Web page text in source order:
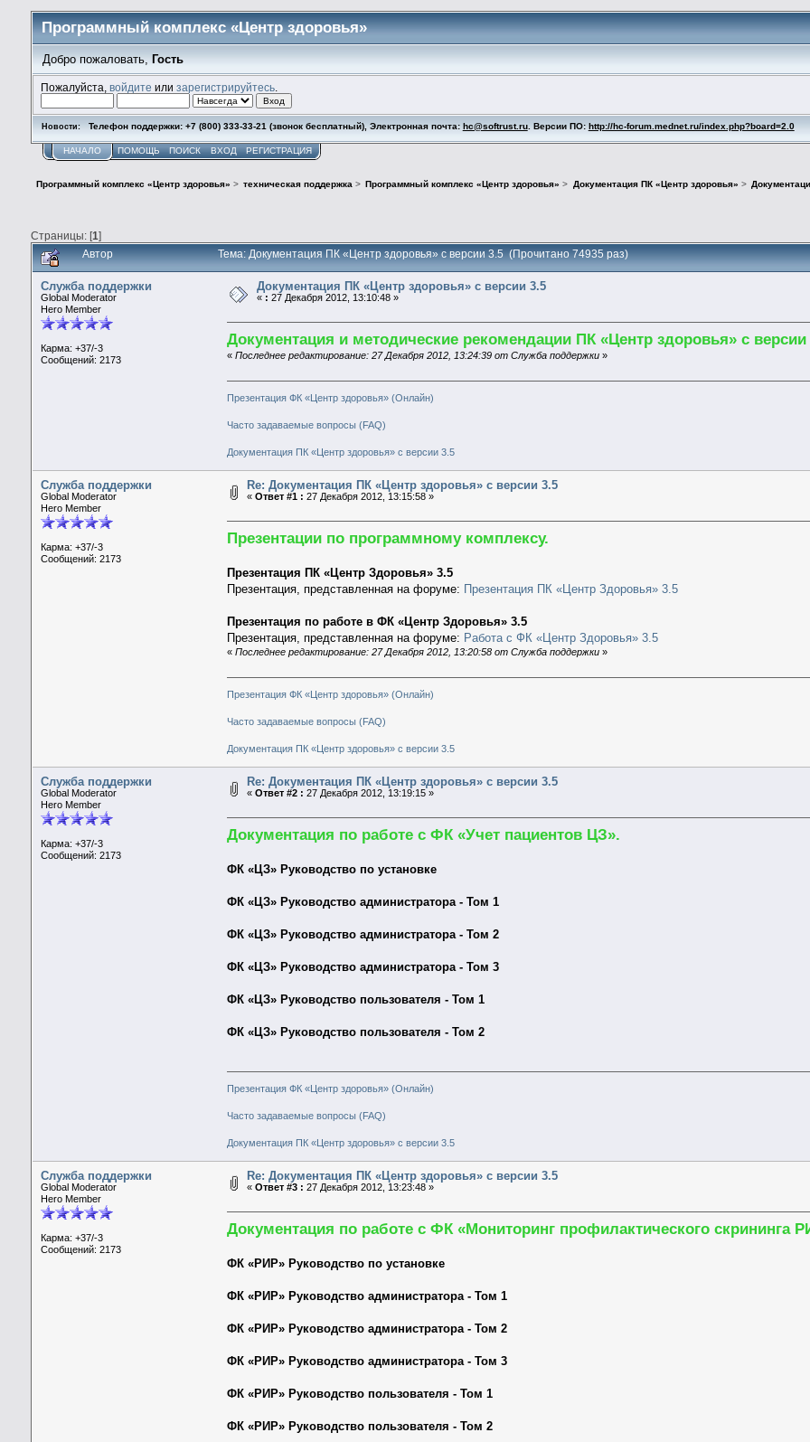
Программный комплекс «Центр здоровья»
Добро пожаловать, Гость
Пожалуйста, войдите или зарегистрируйтесь.
Новости: Телефон поддержки: +7 (800) 333-33-21 (звонок бесплатный), Электронная почта: hc@softrust.ru. Версии ПО: http://hc-forum.mednet.ru/index.php?board=2.0
НАЧАЛО ПОМОЩЬ ПОИСК ВХОД РЕГИСТРАЦИЯ
Программный комплекс «Центр здоровья» > техническая поддержка > Программный комплекс «Центр здоровья» > Документация ПК «Центр здоровья» >
Страницы: [1]
Автор Тема: Документация ПК «Центр здоровья» с версии 3.5 (Прочитано 74935 раз)
Служба поддержки
Global Moderator
Hero Member
Карма: +37/-3
Сообщений: 2173
Документация ПК «Центр здоровья» с версии 3.5
« : 27 Декабря 2012, 13:10:48 »
Документация и методические рекомендации ПК «Центр здоровья» с версии
«Последнее редактирование: 27 Декабря 2012, 13:24:39 от Служба поддержки »
Презентация ФК «Центр здоровья» (Онлайн)
Часто задаваемые вопросы (FAQ)
Документация ПК «Центр здоровья» с версии 3.5
Служба поддержки
Global Moderator
Hero Member
Карма: +37/-3
Сообщений: 2173
Re: Документация ПК «Центр здоровья» с версии 3.5
« Ответ #1 : 27 Декабря 2012, 13:15:58 »
Презентации по программному комплексу.
Презентация ПК «Центр Здоровья» 3.5
Презентация, представленная на форуме: Презентация ПК «Центр Здоровья» 3.5
Презентация по работе в ФК «Центр Здоровья» 3.5
Презентация, представленная на форуме: Работа с ФК «Центр Здоровья» 3.5
«Последнее редактирование: 27 Декабря 2012, 13:20:58 от Служба поддержки »
Презентация ФК «Центр здоровья» (Онлайн)
Часто задаваемые вопросы (FAQ)
Документация ПК «Центр здоровья» с версии 3.5
Служба поддержки
Global Moderator
Hero Member
Карма: +37/-3
Сообщений: 2173
Re: Документация ПК «Центр здоровья» с версии 3.5
« Ответ #2 : 27 Декабря 2012, 13:19:15 »
Документация по работе с ФК «Учет пациентов ЦЗ».
ФК «ЦЗ» Руководство по установке
ФК «ЦЗ» Руководство администратора - Том 1
ФК «ЦЗ» Руководство администратора - Том 2
ФК «ЦЗ» Руководство администратора - Том 3
ФК «ЦЗ» Руководство пользователя - Том 1
ФК «ЦЗ» Руководство пользователя - Том 2
Презентация ФК «Центр здоровья» (Онлайн)
Часто задаваемые вопросы (FAQ)
Документация ПК «Центр здоровья» с версии 3.5
Служба поддержки
Global Moderator
Hero Member
Карма: +37/-3
Сообщений: 2173
Re: Документация ПК «Центр здоровья» с версии 3.5
« Ответ #3 : 27 Декабря 2012, 13:23:48 »
Документация по работе с ФК «Мониторинг профилактического скрининга
ФК «РИР» Руководство по установке
ФК «РИР» Руководство администратора - Том 1
ФК «РИР» Руководство администратора - Том 2
ФК «РИР» Руководство администратора - Том 3
ФК «РИР» Руководство пользователя - Том 1
ФК «РИР» Руководство пользователя - Том 2